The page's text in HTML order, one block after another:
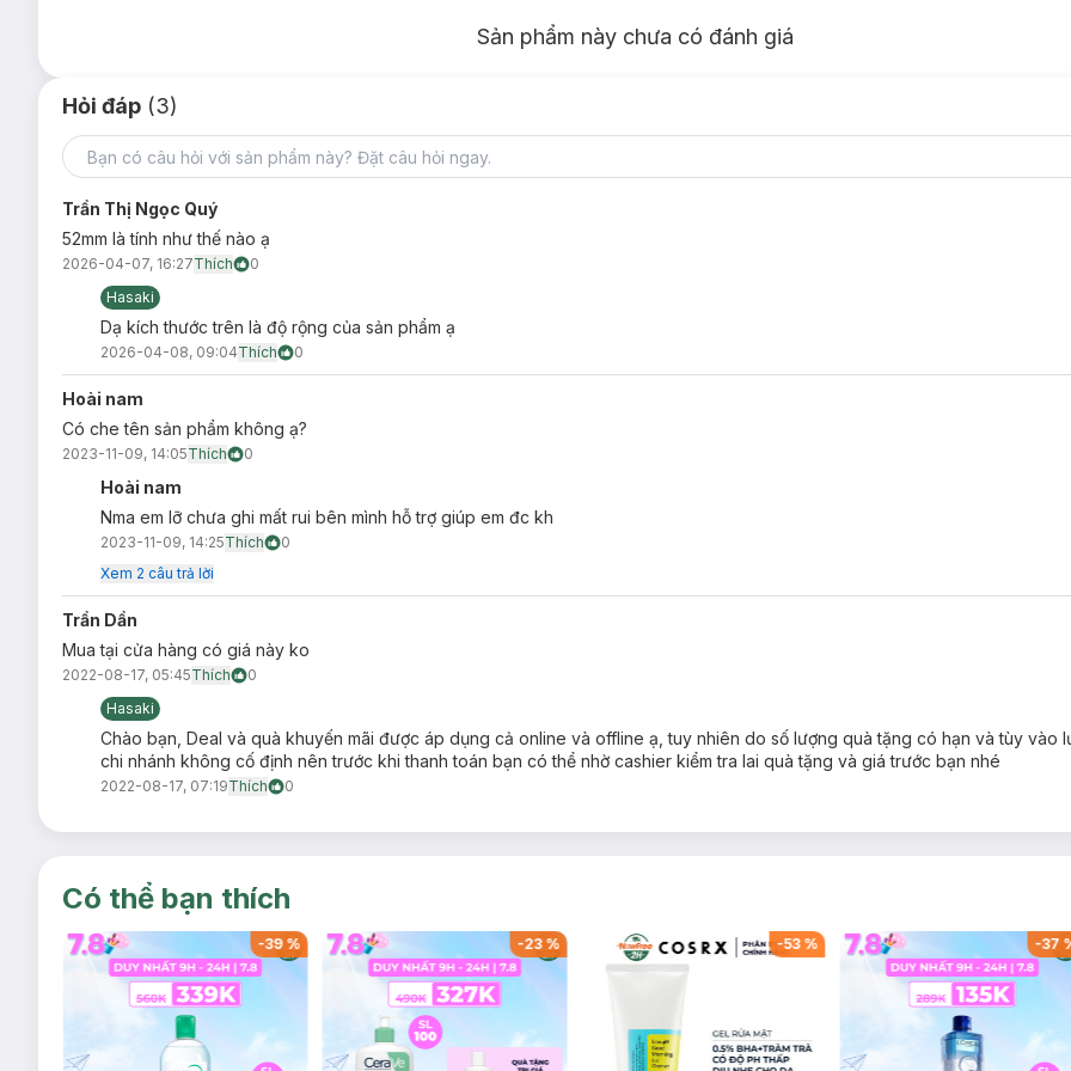
Thông tin NSX:
Lưu ý: Tác dụng có thể khác nhau tuỳ cơ địa của người dùng
Sản phẩm này chưa có đánh giá
Hỏi đáp (3)
Trần Thị Ngọc Quý
52mm là tính như thế nào ạ
2026-04-07, 16:27Thích
0
Hasaki
Dạ kích thước trên là độ rộng của sản phẩm ạ
2026-04-08, 09:04Thích 0
Hoài nam
Có che tên sản phẩm không ạ?
2023-11-09, 14:05Thích 0
Hoài nam
Nma em lỡ chưa ghi mất rui bên mình hỗ trợ giúp em đc kh
2023-11-09, 14:25Thích
0
Xem 2 câu trả lời
Trần Dần
Mua tại cửa hàng có giá này ko
2022-08-17, 05:45Thích
0
Hasaki
Chào bạn, Deal và quà khuyến mãi được áp dụng cả online và offline ạ, tuy nhiên do số lượng quà tặng có hạn và tùy vào
chi nhánh không cố định nên trước khi thanh toán bạn có thể nhờ cashier kiểm tra lai quà tặng và giá trước bạn nhé
2022-08-17, 07:19Thích 0
Có thể bạn thích
-39% -23% -53% -37